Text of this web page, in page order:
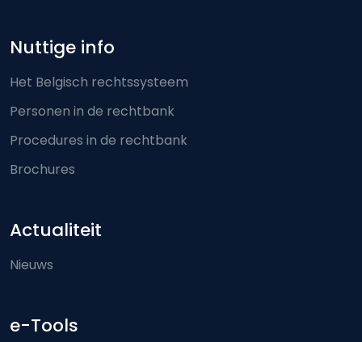
Nuttige info
Het Belgisch rechtssysteem
Personen in de rechtbank
Procedures in de rechtbank
Brochures
Actualiteit
Nieuws
e-Tools